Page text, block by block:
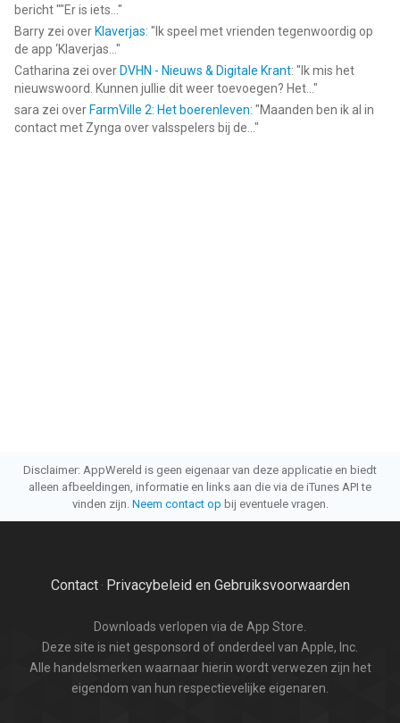
bericht ""Er is iets... "
Barry zei over Klaverjas: " Ik speel met vrienden tegenwoordig op
de app ‘Klaverjas... "
Catharina zei over DVHN - Nieuws & Digitale Krant: " Ik mis het
nieuwswoord. Kunnen jullie dit weer toevoegen? Het... "
sara zei over FarmVille 2: Het boerenleven: "Maanden ben ik al in
contact met Zynga over valsspelers bij de... "
Disclaimer: AppWereld is geen eigenaar van deze applicatie en biedt
alleen afbeeldingen, informatie en links aan die via de iTunes API te
vinden zijn. Neem contact op bij eventuele vragen.
Contact· Privacybeleid en Gebruiksvoorwaarden
Downloads verlopen via de App Store.
Deze site is niet gesponsord of onderdeel van Apple, Inc.
Alle handelsmerken waarnaar hierin wordt verwezen zijn het
eigendom van hun respectievelijke eigenaren.